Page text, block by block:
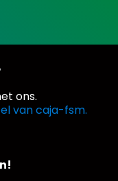
ons.
van caja-fsm.